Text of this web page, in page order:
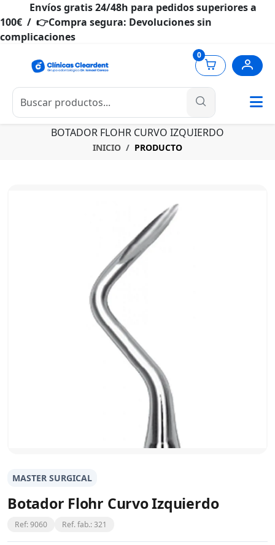
Envíos gratis 24/48h para pedidos superiores a
100€ / 👉Compra segura: Devoluciones sin
complicaciones
0
BOTADOR FLOHR CURVO IZQUIERDO
INICIO PRODUCTO
MASTER SURGICAL
Botador Flohr Curvo Izquierdo
Ref: 9060 Ref. fab.: 321